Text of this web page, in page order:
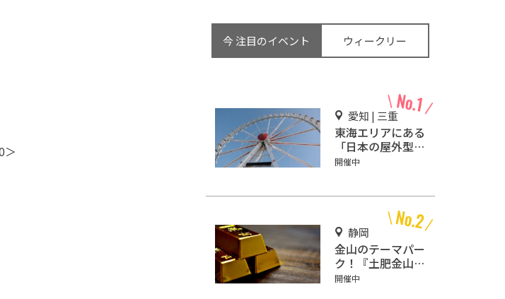
＞
今 注目のイベント ウィークリー
愛知 | 三重
東海エリアにある
「日本の屋外型テ
ーマパーク敷地面
開催中
静岡
金山のテーマパー
ク！『土肥金山』
で砂金採り体験や
開催中